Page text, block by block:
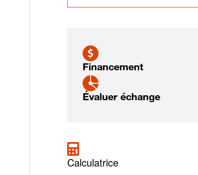
Financement
Évaluer échange
Calculatrice